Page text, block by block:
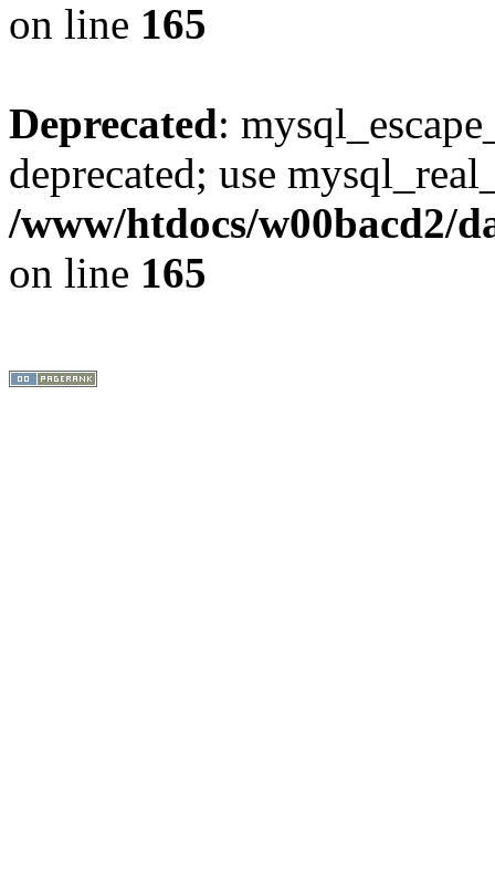
on line 165
Deprecated:
deprecated; use
/www/htdocs/w00bacd2/
on line 165